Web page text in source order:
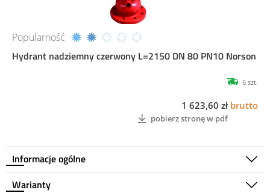
Popularność
Hydrant nadziemny czerwony L=2150 DN 80 PN10 Norson
Informacje ogólne
6 szt.
1 623,60 zł brutto
pobierz stronę w pdf
Warianty